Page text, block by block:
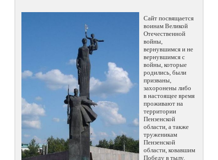
Сайт посвящается
воинам Великой
Отечественной
войны,
вернувшимся и не
вернувшимся с
войны, которые
родились, были
призваны,
захоронены либо
в настоящее время
проживают на
территории
Пензенской
области, а также
труженикам
Пензенской
области, ковавшим
Победу в тылу.